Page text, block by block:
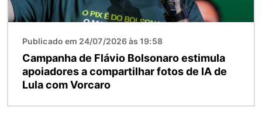
Publicado em 24/07/2026 às 19:58
Campanha de Flávio Bolsonaro estimula
apoiadores a compartilhar fotos de IA de
Lula com Vorcaro